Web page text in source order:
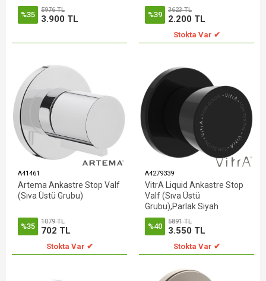
%35
5976 TL
3.900 TL %39
3623 TL
2.200 TL
Stokta Var ✔
A41461
Artema Ankastre Stop Valf
(Sıva Üstü Grubu)
%35
1079 TL
702 TL
Stokta Var ✔
A4279339
VitrA Liquid Ankastre Stop
Valf (Sıva Üstü
Grubu),Parlak Siyah
%40
5891 TL
3.550 TL
Stokta Var ✔